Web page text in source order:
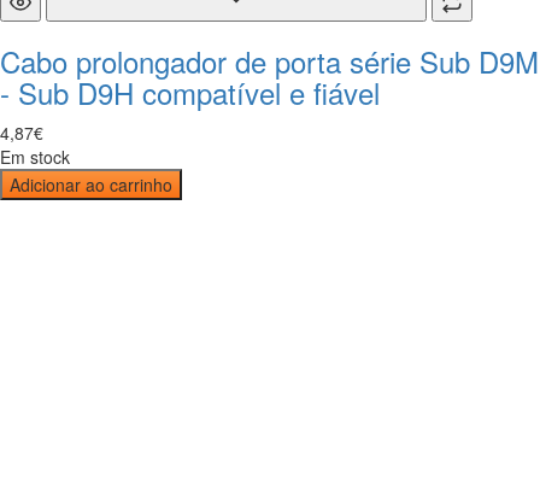
Cabo prolongador de porta série Sub D9M
- Sub D9H compatível e fiável
4,87€
Em stock
Adicionar ao carrinho